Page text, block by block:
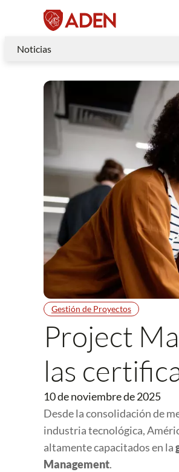
Noticias
Gestión de Proyectos
Project
las
10 de noviembre de 2025
Desde la consolidación de
industria tecnológica,
altamente capacitados en la
Management.